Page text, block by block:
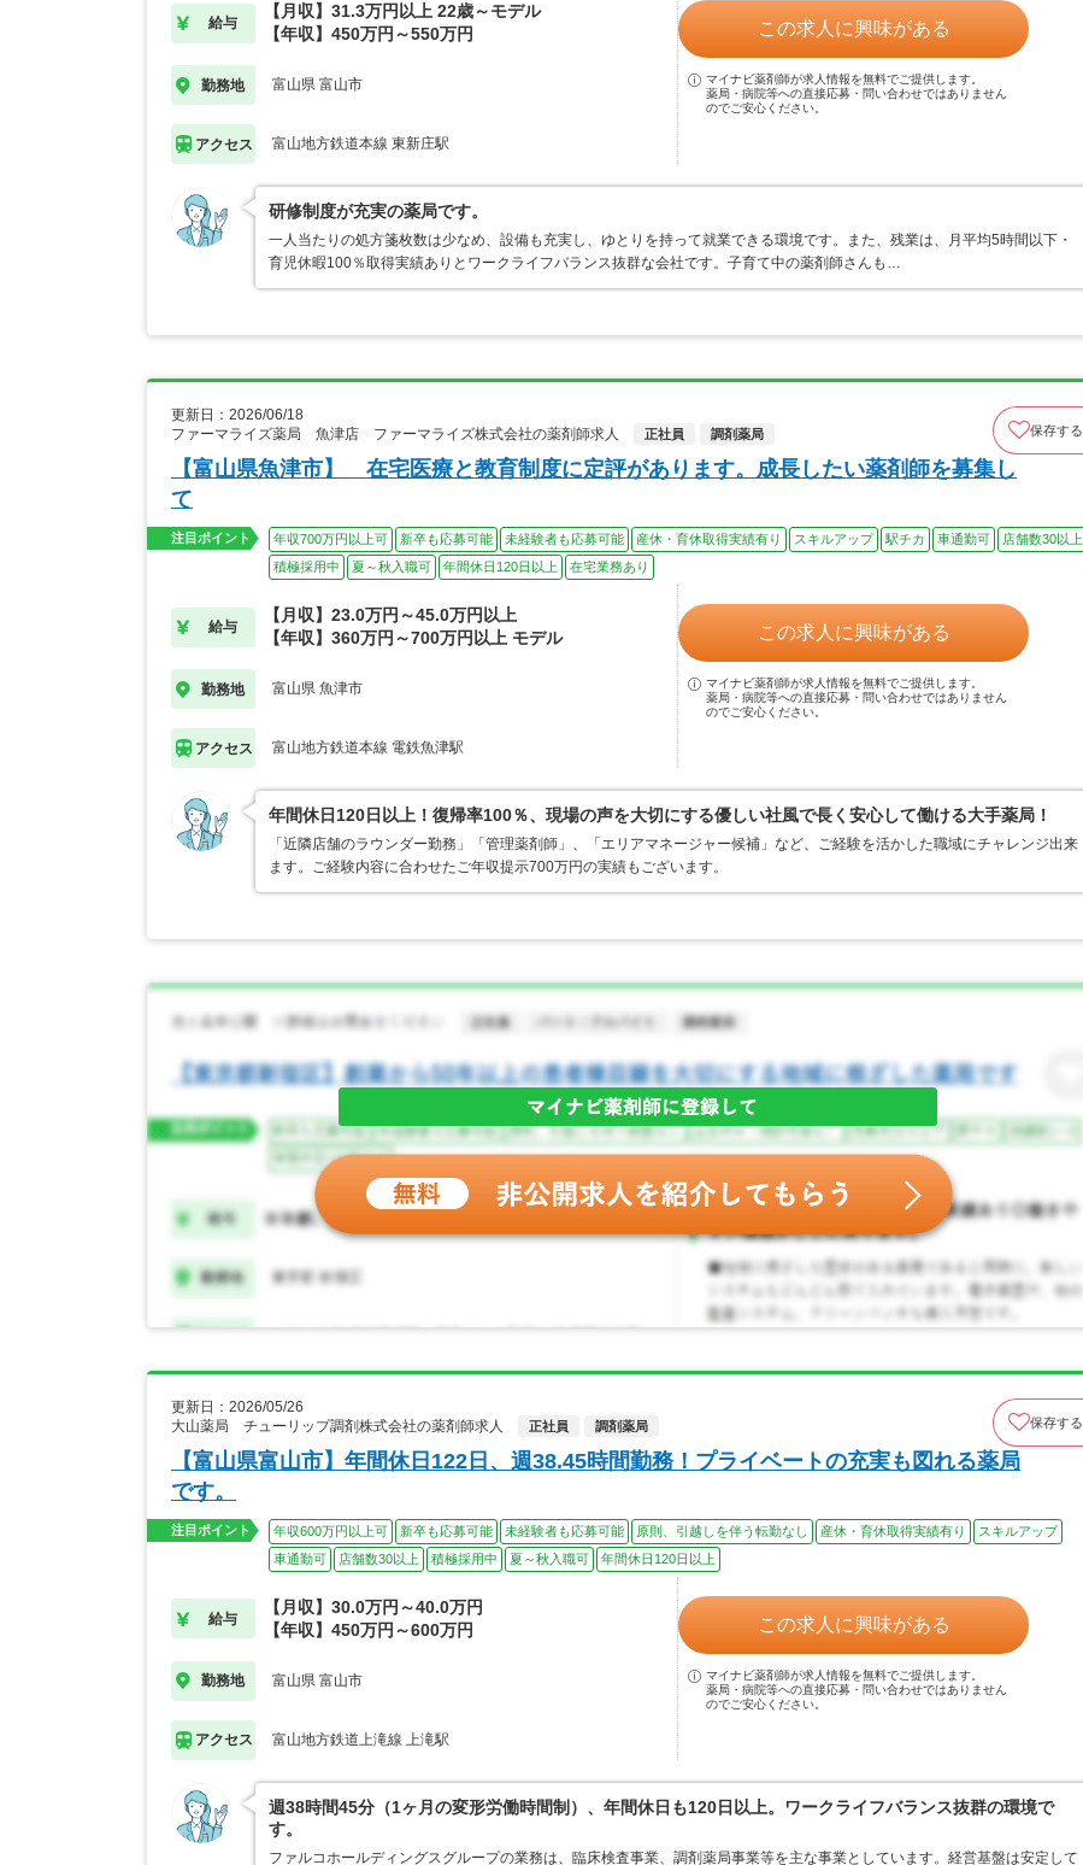
給与
【月収】31.3万円以上 22歳～モデル
【年収】450万円～550万円
勤務地 富山県 富山市
アクセス 富山地方鉄道本線 東新庄駅
この求人に興味がある
マイナビ薬剤師が求人情報を無料でご提供します。
薬局・病院等への直接応募・問い合わせではありません
のでご安心ください。
研修制度が充実の薬局です。
一人当たりの処方箋枚数は少なめ、設備も充実し、ゆとりを持って就業できる環境です。また、残業は、月平均5時間以下・
育児休暇100％取得実績ありとワークライフバランス抜群な会社です。子育て中の薬剤師さんも…
更新日：2026/06/18
ファーマライズ薬局 魚津店 ファーマライズ株式会社の薬剤師求人
正社員 調剤薬局 保存する
【富山県魚津市】 在宅医療と教育制度に定評があります。成長したい薬剤師を募集し
て
注目ポイント 年収700万円以上可 新卒も応募可能 未経験者も応募可能 産休・育休取得実績有り スキルアップ 駅チカ 車通勤可
店舗数30以上
積極採用中
夏～秋入職可 年間休日120日以上 在宅業務あり
給与
【月収】23.0万円～45.0万円以上
【年収】360万円～700万円以上 モデル
勤務地 富山県 魚津市
アクセス 富山地方鉄道本線 電鉄魚津駅
この求人に興味がある
マイナビ薬剤師が求人情報を無料でご提供します。
薬局・病院等への直接応募・問い合わせではありません
のでご安心ください。
年間休日120日以上！復帰率100％、現場の声を大切にする優しい社風で長く安心して働ける大手薬局！
「近隣店舗のラウンダー勤務」「管理薬剤師」、「エリアマネージャー候補」など、ご経験を活かした職域にチャレンジ出来
ます。ご経験内容に合わせたご年収提示700万円の実績もございます。
更新日：2026/05/26
大山薬局 チューリップ調剤株式会社の薬剤師求人
正社員 調剤薬局 保存する
【富山県富山市】年間休日122日、週38.45時間勤務！プライベートの充実も図れる薬局
です。
注目ポイント 年収600万円以上可 新卒も応募可能 未経験者も応募可能 原則、引越しを伴う転勤なし 産休・育休取得実績有り
スキルアップ
車通勤可
店舗数30以上 積極採用中 夏～秋入職可 年間休日120日以上
給与
【月収】30.0万円～40.0万円
【年収】450万円～600万円
勤務地 富山県 富山市
アクセス 富山地方鉄道上滝線 上滝駅
この求人に興味がある
マイナビ薬剤師が求人情報を無料でご提供します。
薬局・病院等への直接応募・問い合わせではありません
のでご安心ください。
週38時間45分（1ヶ月の変形労働時間制）、年間休日も120日以上。ワークライフバランス抜群の環境で
す。
ファルコホールディングスグループの業務は、臨床検査事業、調剤薬局事業等を主な事業としています。経営基盤は安定して